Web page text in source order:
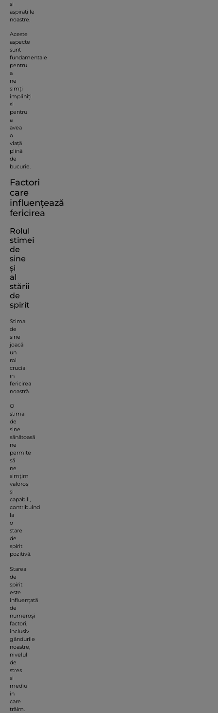
și
aspirațiile
noastre.
Aceste
aspecte
sunt
fundamentale
pentru
a
ne
simți
împliniți
și
pentru
a
avea
o
viață
plină
de
bucurie.
Factori
care
influențează
fericirea
Rolul
stimei
de
sine
și
al
stării
de
spirit
Stima
de
sine
joacă
un
rol
crucial
în
fericirea
noastră.
O
stima
de
sine
sănătoasă
ne
permite
să
ne
simțim
valoroși
și
capabili,
contribuind
la
o
stare
de
spirit
pozitivă.
Starea
de
spirit
este
influențată
de
numeroși
factori,
inclusiv
gândurile
noastre,
nivelul
de
stres
și
mediul
în
care
trăim.